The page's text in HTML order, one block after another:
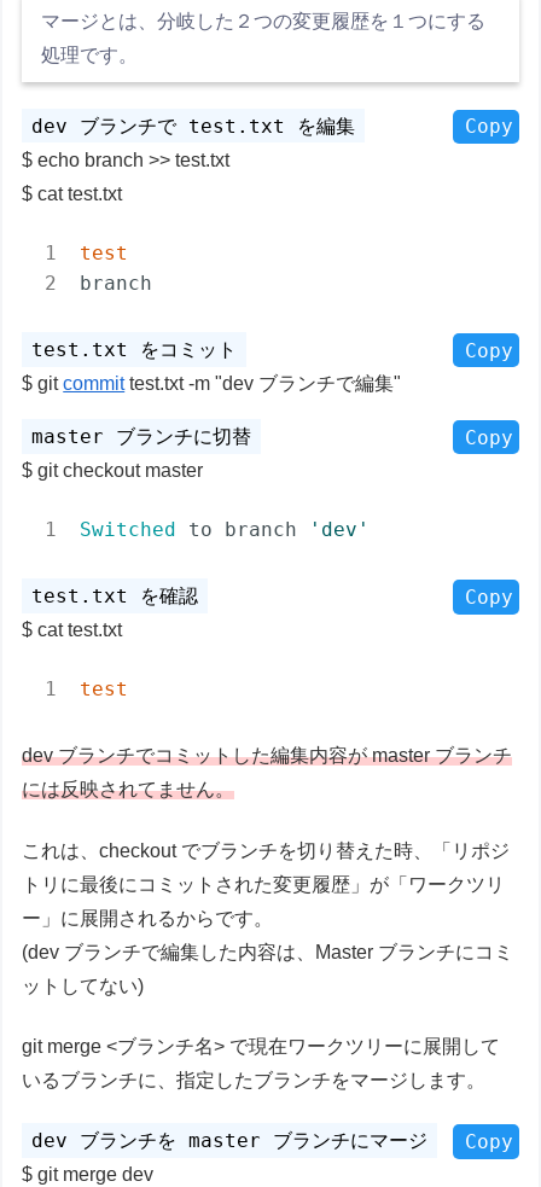
マージとは、分岐した２つの変更履歴を１つにする
処理です。
Copy
echo branch >> test.txt
cat test.txt
test
branch
Copy
gitcommittest.txt -m "dev ブランチで編集"
Copy
git checkout master
Switched to branch 'dev'
Copy
cat test.txt
test
dev ブランチでコミットした編集内容が master ブランチ
には反映されてません。
これは、checkout でブランチを切り替えた時、「リポジ
トリに最後にコミットされた変更履歴」が「ワークツリ
ー」に展開されるからです。
(dev ブランチで編集した内容は、Master ブランチにコミ
ットしてない)
git merge <ブランチ名> で現在ワークツリーに展開して
いるブランチに、指定したブランチをマージします。
Copy
git merge dev